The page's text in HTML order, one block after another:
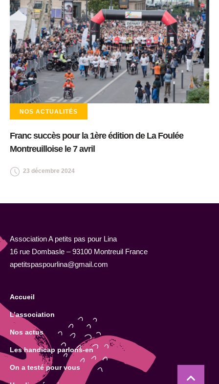
NOS ACTUALITÉS
Franc succès pour la 1ère édition de La Foulée
Montreuilloise le 7 avril
23 décembre 2024
Association A petits pas pour Lina
16 rue Dombasle – 93100 Montreuil France
apetitspaspourlina@gmail.com
Accueil
L’association
Nos actus
Les handicap parlons-en
On a testé pour vous